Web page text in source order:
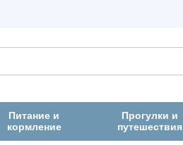
Питание и
кормление
Прогулки и
путешествия